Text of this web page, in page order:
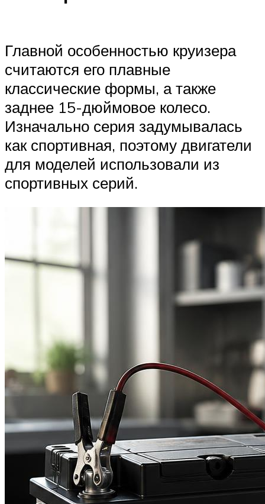
Главной особенностью круизера
считаются его плавные
классические формы, а также
заднее 15-дюймовое колесо.
Изначально серия задумывалась
как спортивная, поэтому двигатели
для моделей использовали из
спортивных серий.